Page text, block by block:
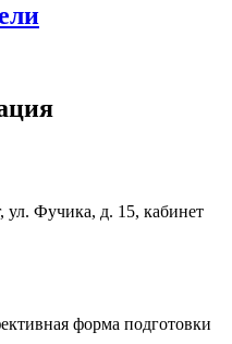
ул. Фучика, д. 15, кабинет
форма подготовки